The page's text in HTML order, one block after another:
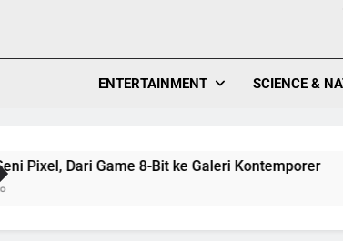
ENTERTAINMENT SCIENCE &
8-Bit ke Galeri Kontemporer
1